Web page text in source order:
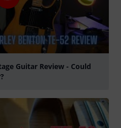
Guitar Review - Could